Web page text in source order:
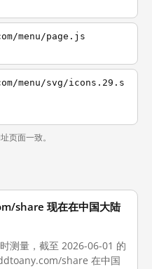
menu/page.js
menu/svg/icons.29.s
页面一致。
share 现在在中国大陆
测量，截至 2026-06-01 的
share 在中国